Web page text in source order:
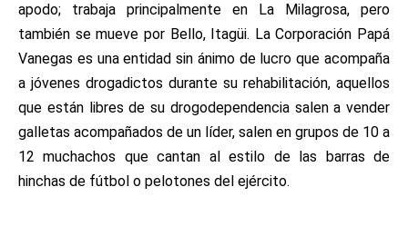
apodo; trabaja principalmente en La Milagrosa, pero
también se mueve por Bello, Itagüi. La Corporación Papá
Vanegas es una entidad sin ánimo de lucro que acompaña
a jóvenes drogadictos durante su rehabilitación, aquellos
que están libres de su drogodependencia salen a vender
galletas acompañados de un líder, salen en grupos de 10 a
12 muchachos que cantan al estilo de las barras de
hinchas de fútbol o pelotones del ejército.